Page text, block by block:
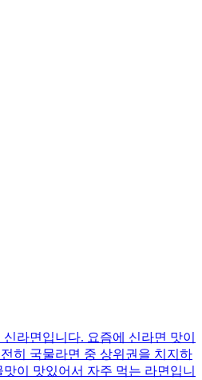
라면입니다. 요즘에 신라면 맛이
히 국물라면 중 상위권을 치지하
이 맛있어서 자주 먹는 라면입니